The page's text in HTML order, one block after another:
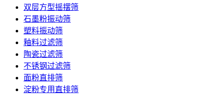
双层方型摇摆筛
石墨粉振动筛
塑料振动筛
釉料过滤筛
陶瓷过滤筛
不锈钢过滤筛
面粉直排筛
淀粉专用直排筛